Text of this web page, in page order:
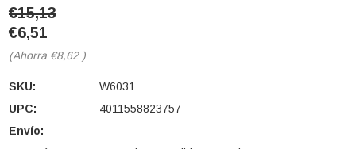
€15,13
€6,51
(Ahorra €8,62 )
SKU:
W6031
UPC:
4011558823757
Envío: